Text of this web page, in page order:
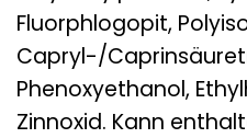
Fluorphlogopit,
Capryl-/
Phenoxyethanol,
Zinnoxid. Kann